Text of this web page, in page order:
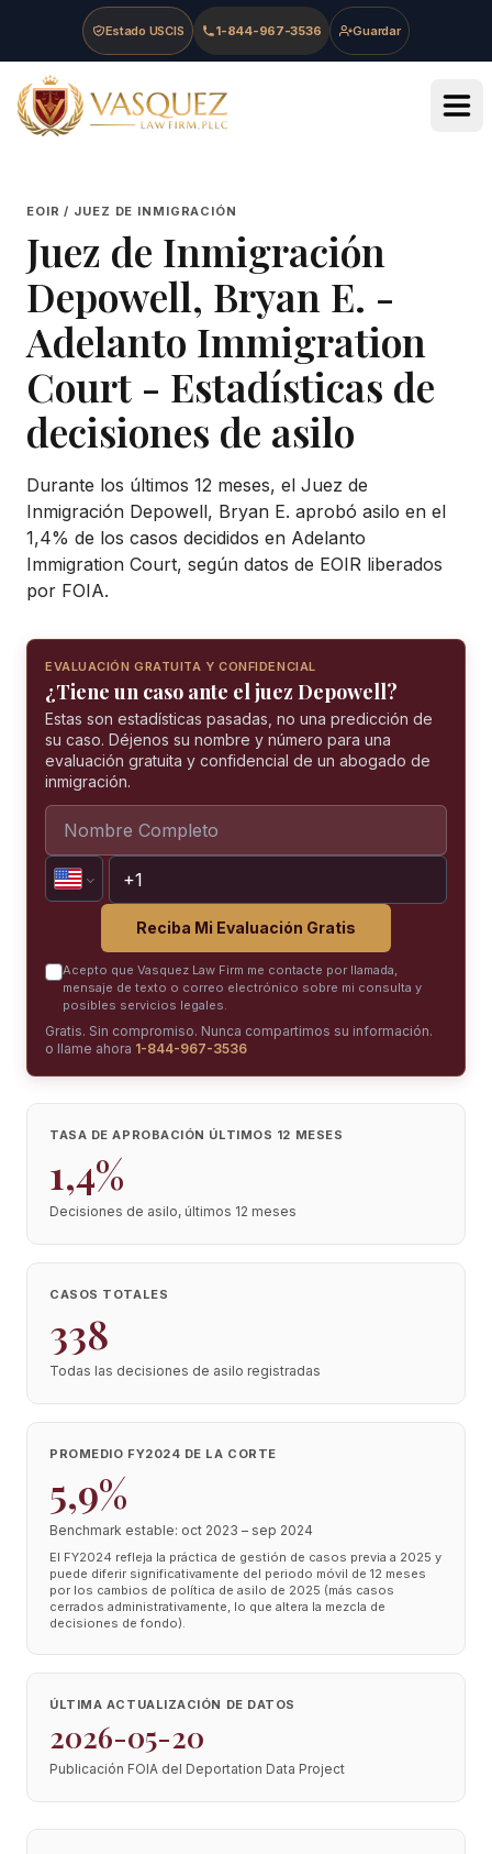
Skip to main content
Skip to navigation
Skip to footer
Estado USCIS 1-844-967-3536 Guardar
Vasquez Law Firm - Home
EOIR / JUEZ DE INMIGRACIÓN
Juez de Inmigración
Depowell, Bryan E. -
Adelanto Immigration
Court - Estadísticas de
decisiones de asilo
Durante los últimos 12 meses, el Juez de
Inmigración Depowell, Bryan E. aprobó asilo en el
1,4% de los casos decididos en Adelanto
Immigration Court, según datos de EOIR liberados
por FOIA.
EVALUACIÓN GRATUITA Y CONFIDENCIAL
¿Tiene un caso ante el juez Depowell?
Estas son estadísticas pasadas, no una predicción de
su caso. Déjenos su nombre y número para una
evaluación gratuita y confidencial de un abogado de
inmigración.
Reciba Mi Evaluación Gratis
Acepto que Vasquez Law Firm me contacte por llamada,
mensaje de texto o correo electrónico sobre mi consulta y
posibles servicios legales.
Gratis. Sin compromiso. Nunca compartimos su información.
o llame ahora 1-844-967-3536
TASA DE APROBACIÓN ÚLTIMOS 12 MESES
1,4%
Decisiones de asilo, últimos 12 meses
CASOS TOTALES
338
Todas las decisiones de asilo registradas
PROMEDIO FY2024 DE LA CORTE
5,9%
Benchmark estable: oct 2023 – sep 2024
El FY2024 refleja la práctica de gestión de casos previa a 2025 y
puede diferir significativamente del periodo móvil de 12 meses
por los cambios de política de asilo de 2025 (más casos
cerrados administrativamente, lo que altera la mezcla de
decisiones de fondo).
ÚLTIMA ACTUALIZACIÓN DE DATOS
2026-05-20
Publicación FOIA del Deportation Data Project